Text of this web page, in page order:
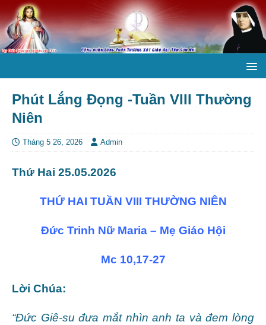
Phút Lắng Đọng -Tuần VIII Thường
Niên
Tháng 5 26, 2026 Admin
Thứ Hai 25.05.2026
THỨ HAI TUẦN VIII THƯỜNG NIÊN
Đức Trinh Nữ Maria – Mẹ Giáo Hội
Mc 10,17-27
Lời Chúa:
“Đức Giê-su đưa mắt nhìn anh ta và đem lòng